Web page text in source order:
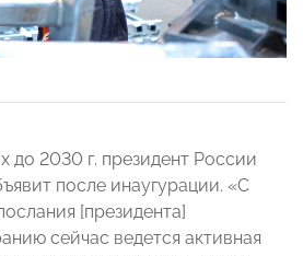
до 2030 г. президент России
после инаугурации. «С
[президента]
сейчас ведется активная